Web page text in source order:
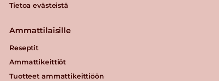
Tietoa evästeistä
Ammattilaisille
Reseptit
Ammattikeittiöt
Tuotteet ammattikeittiöön